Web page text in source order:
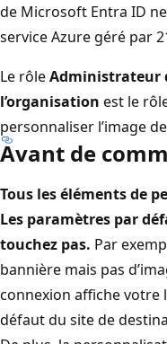
de Microsoft Entra ID
service Azure géré par
Le rôleAdministrateur
l’organisation est le
personnaliser l’image
Avant de
Tous les éléments de
Les paramètres par
touchez pas. Par
bannière mais pas
connexion affiche votre
défaut du site de